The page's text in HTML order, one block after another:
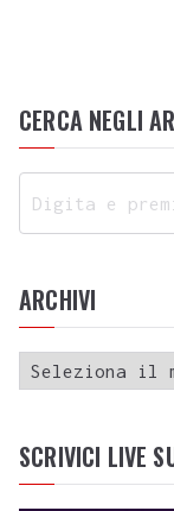
CERCA NEGLI
ARCHIVI
SCRIVICI LIVE